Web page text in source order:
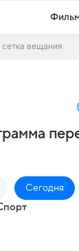
вещания
(
Сегодня